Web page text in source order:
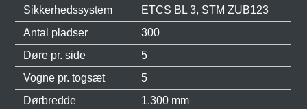
Sikkerhedssystem
ETCS BL 3, STM ZUB123
Antal pladser
300
Døre pr. side
5
Vogne pr. togsæt
5
Dørbredde
1.300 mm